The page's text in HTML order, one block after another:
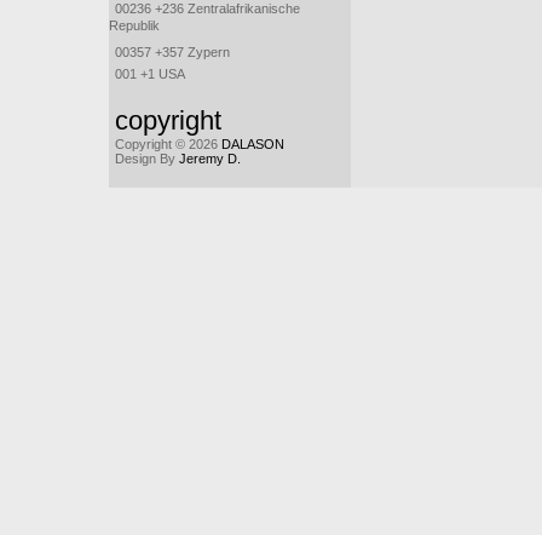
00236 +236 Zentralafrikanische
Republik
00357 +357 Zypern
001 +1 USA
copyright
Copyright © 2026 DALASON
Design By Jeremy D.